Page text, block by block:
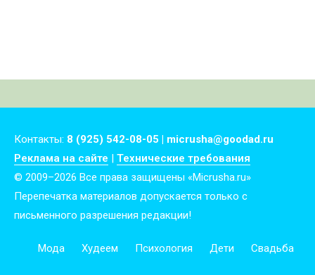
Контакты: 8 (925) 542-08-05 | micrusha@goodad.ru
Реклама на сайте | Технические требования
© 2009–2026 Все права защищены «Micrusha.ru»
Перепечатка материалов допускается только с
письменного разрешения редакции!
Мода Худеем Психология Дети Свадьба